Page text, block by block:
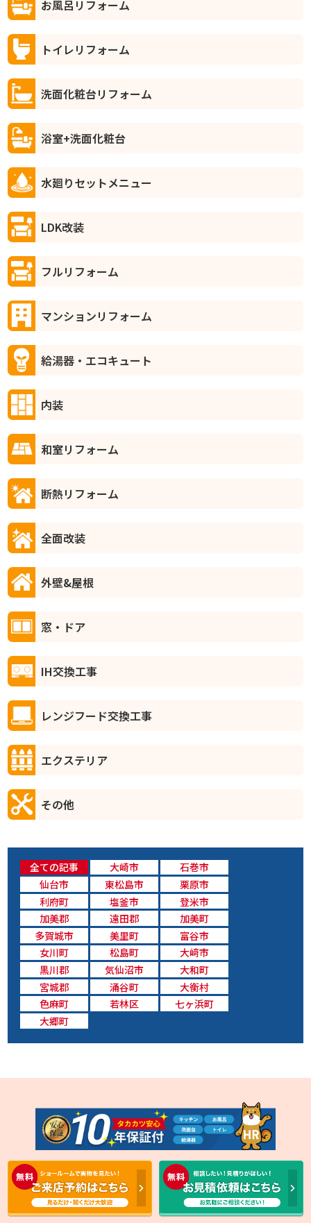
お風呂リフォーム
トイレリフォーム
洗面化粧台リフォーム
浴室+洗面化粧台
水廻りセットメニュー
LDK改装
フルリフォーム
マンションリフォーム
給湯器・エコキュート
内装
和室リフォーム
断熱リフォーム
全面改装
外壁&屋根
窓・ドア
IH交換工事
レンジフード交換工事
エクステリア
その他
全ての記事 大崎市
石巻市
仙台市
東松島市
栗原市
利府町
塩釜市
登米市
加美郡
遠田郡
加美町
多賀城市
美里町
富谷市
女川町
松島町
大﨑市
黒川郡
気仙沼市
大和町
宮城郡
涌谷町
大衡村
色麻町
若林区
七ヶ浜町
大郷町